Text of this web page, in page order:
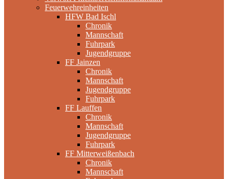
Feuerwehreinheiten
HFW Bad Ischl
Chronik
Mannschaft
Fuhrpark
Jugendgruppe
FF Jainzen
Chronik
Mannschaft
Jugendgruppe
Fuhrpark
FF Lauffen
Chronik
Mannschaft
Jugendgruppe
Fuhrpark
FF Mitterweißenbach
Chronik
Mannschaft